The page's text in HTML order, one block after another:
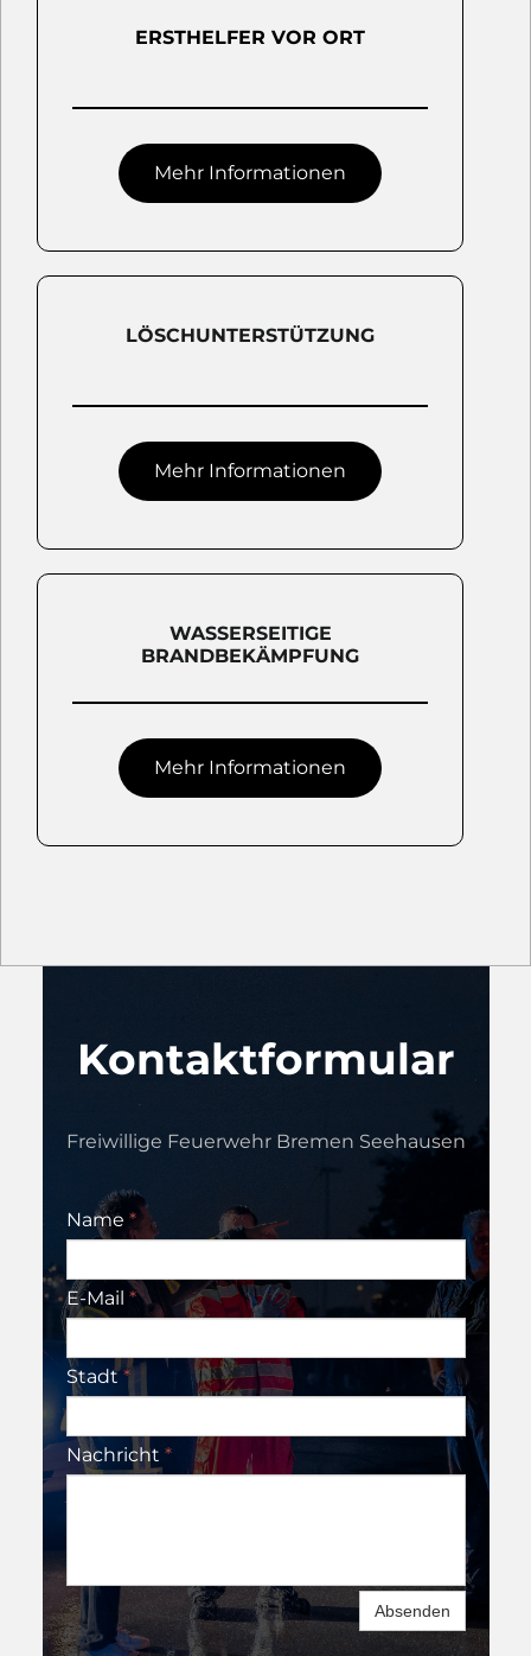
ERSTHELFER VOR ORT
Mehr Informationen
LÖSCHUNTERSTÜTZUNG
Mehr Informationen
WASSERSEITIGE
BRANDBEKÄMPFUNG
Mehr Informationen
Kontaktformular
Freiwillige Feuerwehr Bremen Seehausen
Name *
E-Mail *
Stadt*
Nachricht *
Absenden